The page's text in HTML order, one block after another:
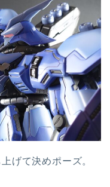
げて決めポーズ。